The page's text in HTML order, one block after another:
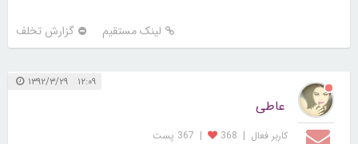
لینک مستقیم گزارش تخلف
۱۲:۰۹ ۱۳۹۲/۳/۲۹
عاطی
کاربر فعال |
368
| 367 پست